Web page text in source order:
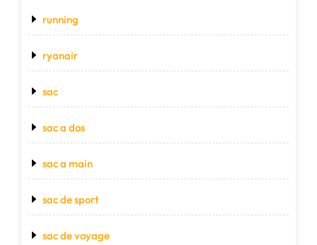
running
ryanair
sac
sac a dos
sac a main
sac de sport
sac de voyage